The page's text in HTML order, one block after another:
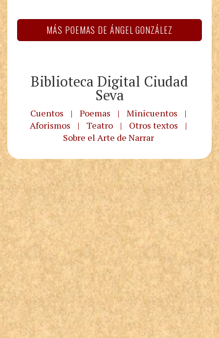
MÁS POEMAS DE ÁNGEL GONZÁLEZ
Biblioteca Digital Ciudad
Seva
Cuentos | Poemas | Minicuentos
|
Aforismos
| Teatro | Otros textos
|
Sobre el Arte de Narrar